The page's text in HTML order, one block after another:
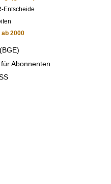
Entscheide
2000
Abonnenten